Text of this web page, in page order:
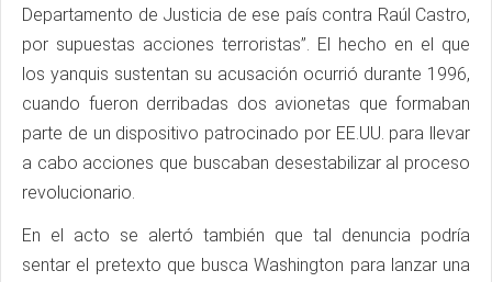
Departamento de Justicia de ese país contra Raúl Castro,
por supuestas acciones terroristas”. El hecho en el que
los yanquis sustentan su acusación ocurrió durante 1996,
cuando fueron derribadas dos avionetas que formaban
parte de un dispositivo patrocinado por EE.UU. para llevar
a cabo acciones que buscaban desestabilizar al proceso
revolucionario.
En el acto se alertó también que tal denuncia podría
sentar el pretexto que busca Washington para lanzar una